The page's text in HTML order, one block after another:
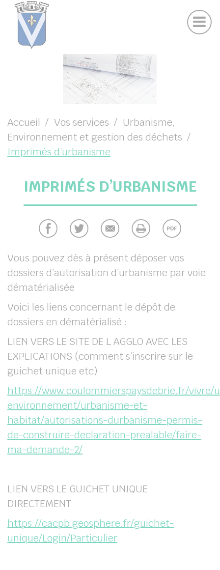
( VOTRE MAIRIE )
( VOS SERVICES )
( ENFANCE )
( VIE LOCALE )
( CULTURE ET PATRIMOINE )
Contactez nous
Suivez-nous sur Facebook
Accueil Vos services
Urbanisme,
Environnement et gestion des déchets
Imprimés d’urbanisme
IMPRIMÉS D’URBANISME
Vous pouvez dès à présent déposer vos
dossiers d’autorisation d’urbanisme par voie
dématérialisée
Voici les liens concernant le dépôt de
dossiers en dématérialisé :
LIEN VERS LE SITE DE L AGGLO AVEC LES
EXPLICATIONS (comment s’inscrire sur le
guichet unique etc)
https://www.coulommierspaysdebrie.fr/vivre/
environnement/urbanisme-et-
habitat/autorisations-durbanisme-permis-
de-construire-declaration-prealable/faire-
ma-demande-2/
LIEN VERS LE GUICHET UNIQUE
DIRECTEMENT
https://cacpb.geosphere.fr/guichet-
unique/Login/Particulier
Panneau de gestion des cookies